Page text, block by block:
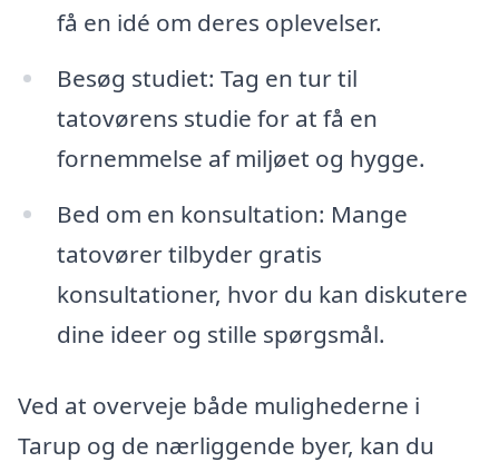
få en idé om deres oplevelser.
Besøg studiet: Tag en tur til
tatovørens studie for at få en
fornemmelse af miljøet og hygge.
Bed om en konsultation: Mange
tatovører tilbyder gratis
konsultationer, hvor du kan diskutere
dine ideer og stille spørgsmål.
Ved at overveje både mulighederne i
Tarup og de nærliggende byer, kan du